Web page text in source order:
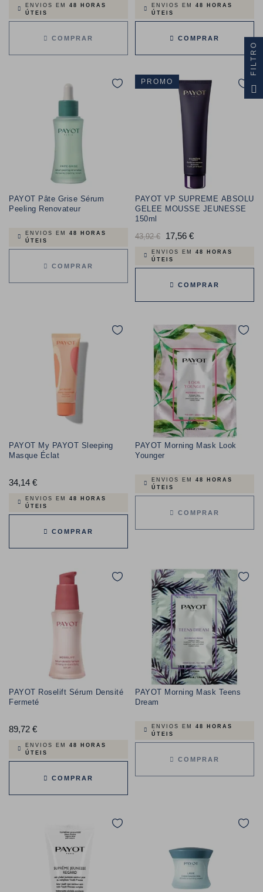
ENVIOS EM 48 HORAS
ÚTEIS
COMPRAR
normalENVIOS EM 48 HORAS
ÚTEIS
COMPRAR
PAYOT Pâte Grise Sérum
Peeling Renovateur
ENVIOS EM 48 HORAS
ÚTEIS
COMPRAR
PROMO
PAYOT VP SUPREME ABSOLU
GELEE MOUSSE JEUNESSE
150ml
Preço
normal
43,92 € 17,56 €Preço
ENVIOS EM 48 HORAS
ÚTEIS
COMPRAR
PAYOT My PAYOT Sleeping
Masque Éclat
34,14 €Preço
ENVIOS EM 48 HORAS
ÚTEIS
COMPRAR
PAYOT Morning Mask Look
Younger
ENVIOS EM 48 HORAS
ÚTEIS
COMPRAR
PAYOT Roselift Sérum Densité
Fermeté
89,72 €Preço
ENVIOS EM 48 HORAS
ÚTEIS
COMPRAR
PAYOT Morning Mask Teens
Dream
ENVIOS EM 48 HORAS
ÚTEIS
COMPRAR
FILTRO